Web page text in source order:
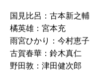
国見比呂：古本新之輔
橘英雄：宮本充
雨宮ひかり：今村恵子
古賀春華：鈴木真仁
野田敦：津田健次郎